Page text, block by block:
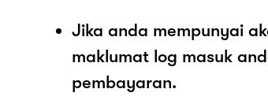
Jika anda mempunyai
maklumat log masuk
pembayaran.